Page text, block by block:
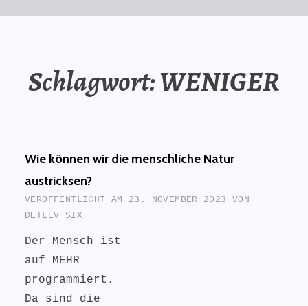
Schlagwort:WENIGER
Wie können wir die menschliche Natur
austricksen?
VERÖFFENTLICHT AM 23. NOVEMBER 2023
VON
DETLEV SIX
Der Mensch ist
auf MEHR
programmiert.
Da sind die